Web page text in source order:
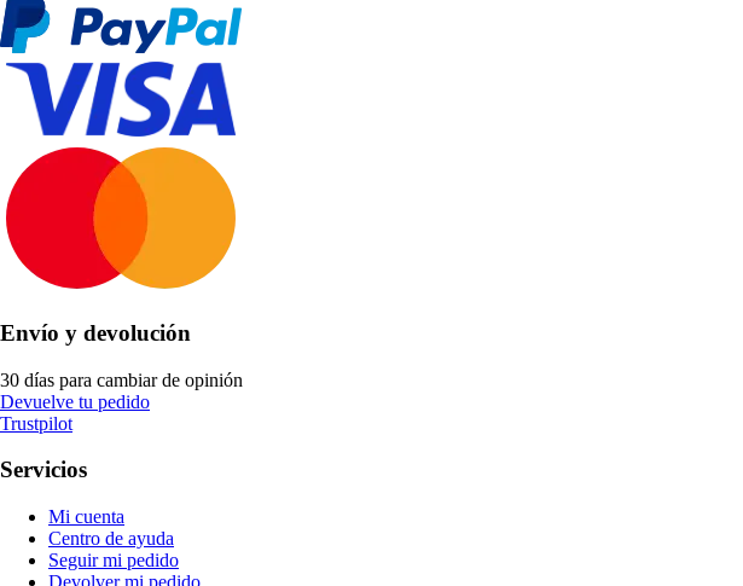
Envío y devolución
30 días para cambiar de opinión
Devuelve tu pedido
Trustpilot
Servicios
Mi cuenta
Centro de ayuda
Seguir mi pedido
Devolver mi pedido